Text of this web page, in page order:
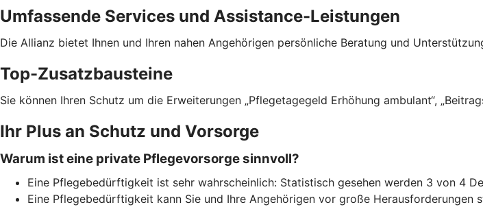
Umfassende Services und Assistance-Leistungen
Die Allianz bietet Ihnen und Ihren nahen Angehörigen persönliche Beratung und
Top-Zusatzbausteine
Sie können Ihren Schutz um die Erweiterungen „Pflegetagegeld Erhöhung ambulant“,
Ihr Plus an Schutz und Vorsorge
Warum ist eine private Pflegevorsorge sinnvoll?
Eine Pflegebedürftigkeit ist sehr wahrscheinlich: Statistisch gesehen werden 3 von 4
Eine Pflegebedürftigkeit kann Sie und Ihre Angehörigen vor große